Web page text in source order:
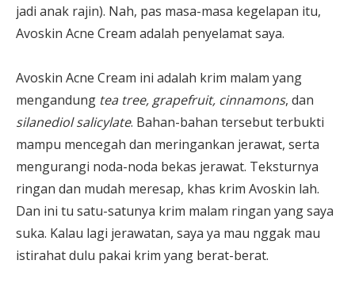
jadi anak rajin). Nah, pas masa-masa kegelapan itu,
Avoskin Acne Cream adalah penyelamat saya.
Avoskin Acne Cream ini adalah krim malam yang
mengandung tea tree, grapefruit, cinnamons, dan
silanediol salicylate. Bahan-bahan tersebut terbukti
mampu mencegah dan meringankan jerawat, serta
mengurangi noda-noda bekas jerawat. Teksturnya
ringan dan mudah meresap, khas krim Avoskin lah.
Dan ini tu satu-satunya krim malam ringan yang saya
suka. Kalau lagi jerawatan, saya ya mau nggak mau
istirahat dulu pakai krim yang berat-berat.